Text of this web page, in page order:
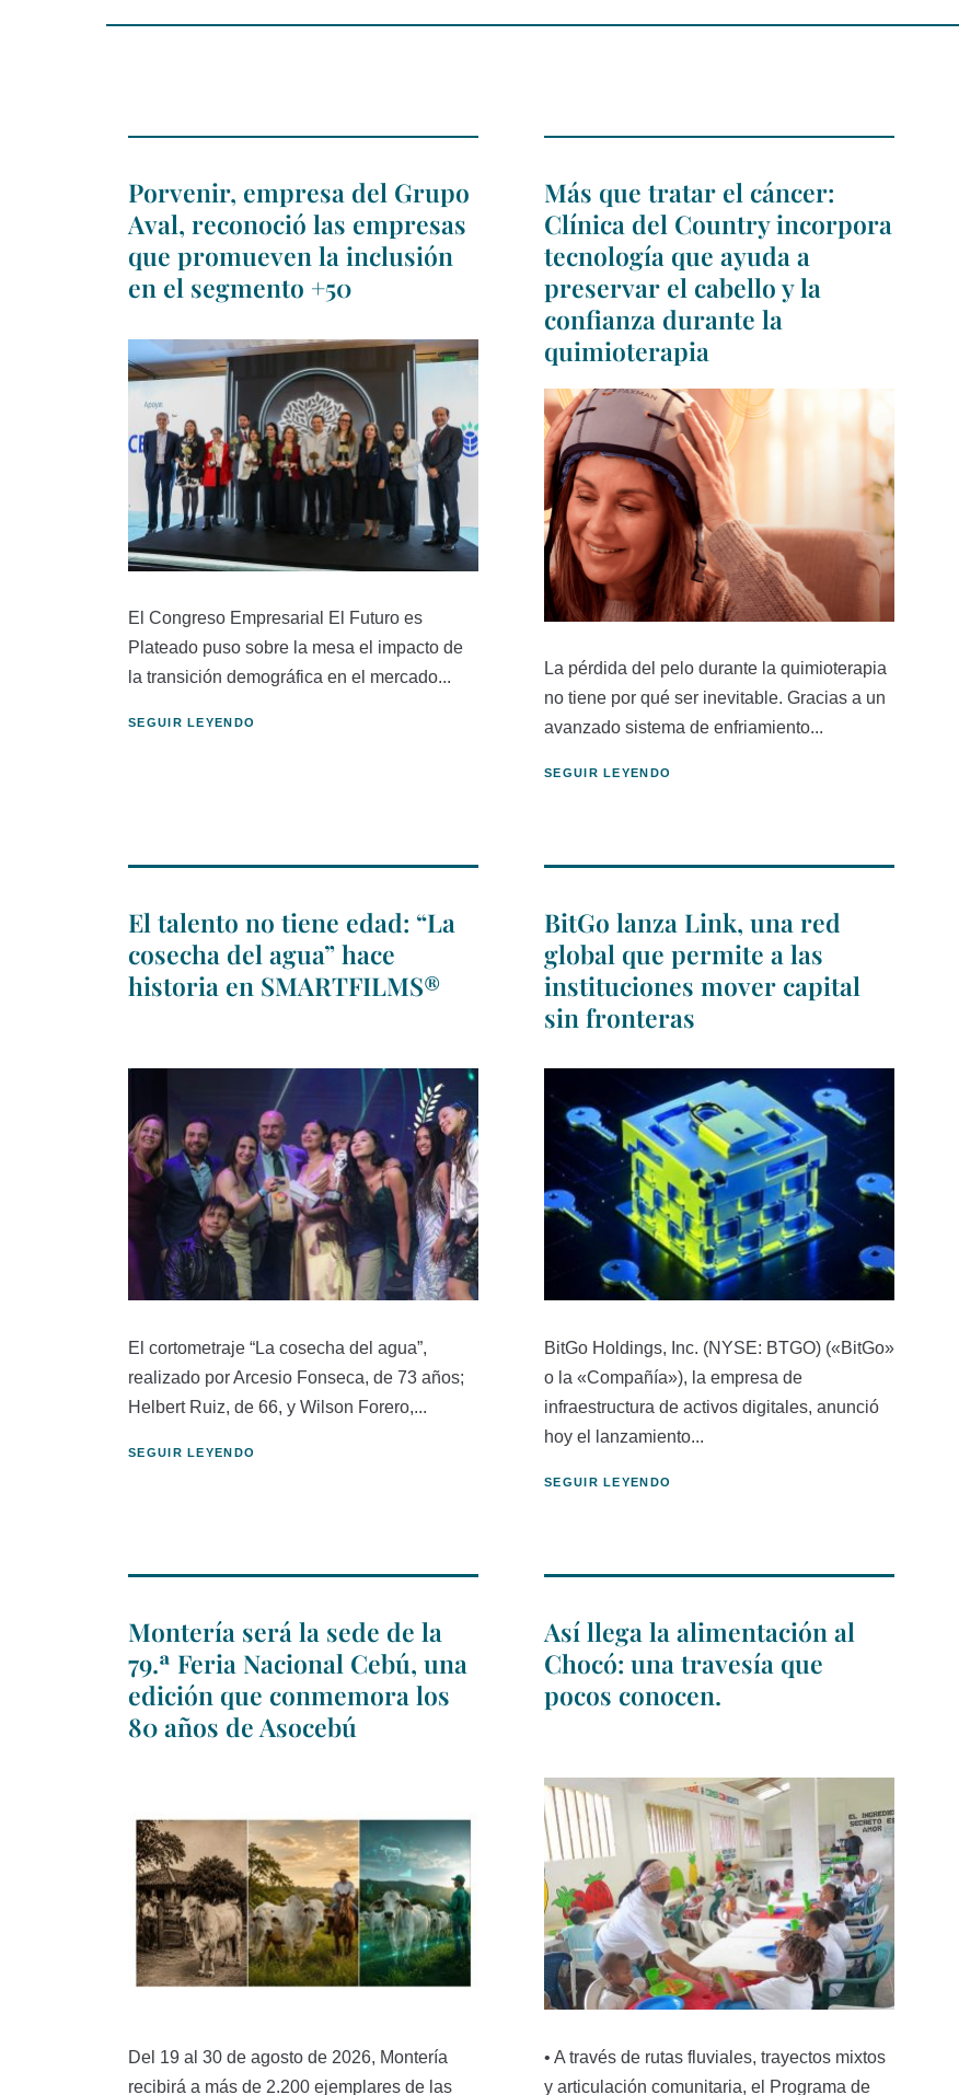
Porvenir, empresa del Grupo
Aval, reconoció las empresas
que promueven la inclusión
en el segmento +50
El Congreso Empresarial El Futuro es
Plateado puso sobre la mesa el impacto de
la transición demográfica en el mercado...
SEGUIR LEYENDO
Más que tratar el cáncer:
Clínica del Country incorpora
tecnología que ayuda a
preservar el cabello y la
confianza durante la
quimioterapia
La pérdida del pelo durante la quimioterapia
no tiene por qué ser inevitable. Gracias a un
avanzado sistema de enfriamiento...
SEGUIR LEYENDO
El talento no tiene edad: “La
cosecha del agua” hace
historia en SMARTFILMS®
El cortometraje “La cosecha del agua”,
realizado por Arcesio Fonseca, de 73 años;
Helbert Ruiz, de 66, y Wilson Forero,...
SEGUIR LEYENDO
BitGo lanza Link, una red
global que permite a las
instituciones mover capital
sin fronteras
BitGo Holdings, Inc. (NYSE: BTGO) («BitGo»
o la «Compañía»), la empresa de
infraestructura de activos digitales, anunció
hoy el lanzamiento...
SEGUIR LEYENDO
Montería será la sede de la
79.ª Feria Nacional Cebú, una
edición que conmemora los
80 años de Asocebú
Del 19 al 30 de agosto de 2026, Montería
recibirá a más de 2.200 ejemplares de las
Así llega la alimentación al
Chocó: una travesía que
pocos conocen.
• A través de rutas fluviales, trayectos mixtos
y articulación comunitaria, el Programa de